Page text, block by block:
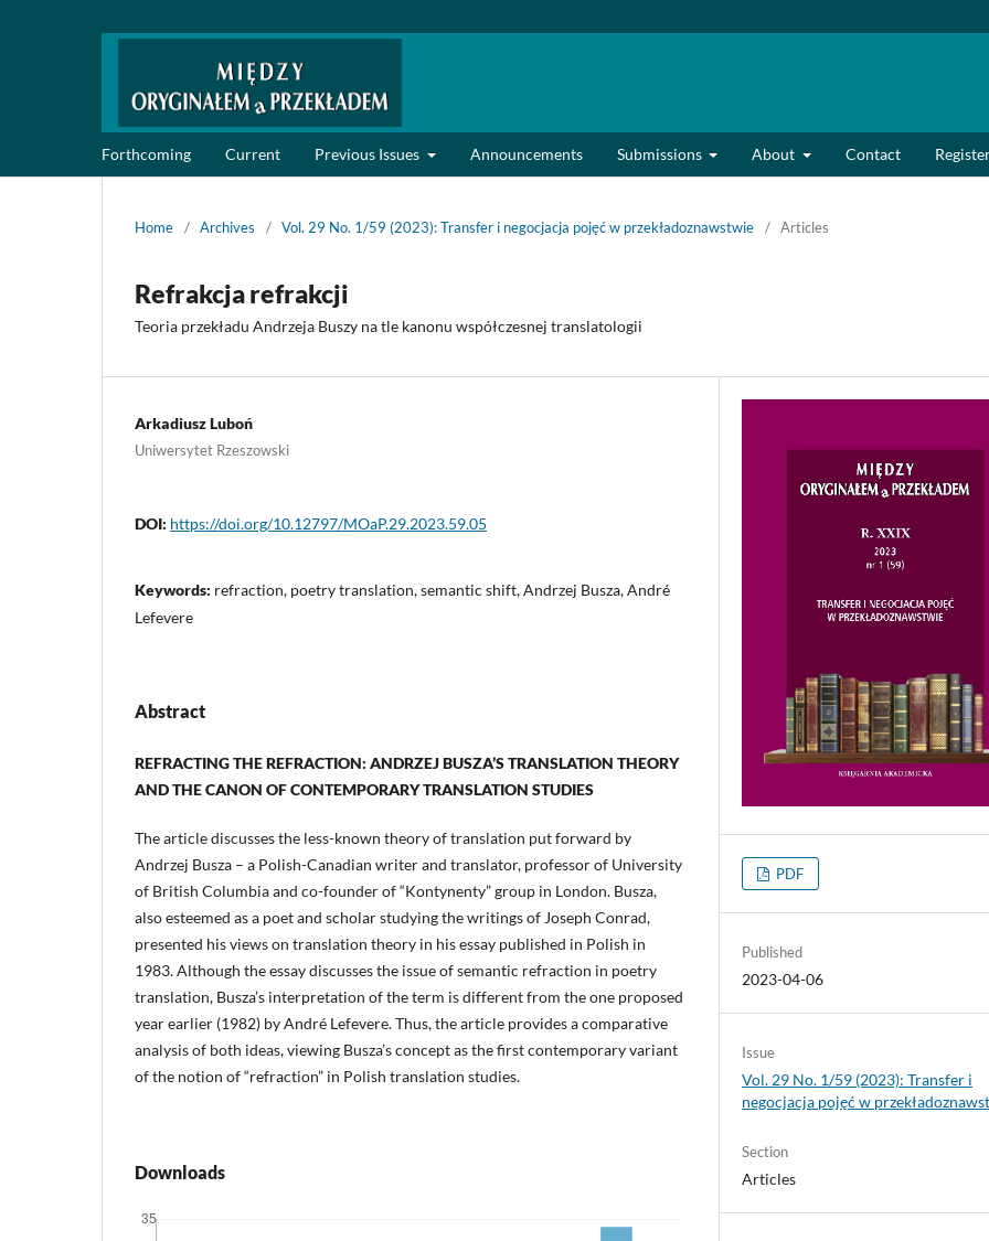
Forthcoming Current Previous Issues Announcements Submissions About Contact
Home / Archives / Vol. 29 No. 1/59 (2023): Transfer i negocjacja pojęć w przekładoznawstwie / Articles
Refrakcja refrakcji
Teoria przekładu Andrzeja Buszy na tle kanonu współczesnej translatologii
Arkadiusz Luboń
Uniwersytet Rzeszowski
DOI: https://doi.org/10.12797/MOaP.29.2023.59.05
Keywords: refraction, poetry translation, semantic shift, Andrzej Busza, André
Lefevere
Abstract
REFRACTING THE REFRACTION: ANDRZEJ BUSZA’S TRANSLATION THEORY
AND THE CANON OF CONTEMPORARY TRANSLATION STUDIES
The article discusses the less-known theory of translation put forward by
Andrzej Busza – a Polish-Canadian writer and translator, professor of University
of British Columbia and co-founder of “Kontynenty” group in London. Busza,
also esteemed as a poet and scholar studying the writings of Joseph Conrad,
presented his views on translation theory in his essay published in Polish in
1983. Although the essay discusses the issue of semantic refraction in poetry
translation, Busza’s interpretation of the term is different from the one proposed
year earlier (1982) by André Lefevere. Thus, the article provides a comparative
analysis of both ideas, viewing Busza’s concept as the first contemporary variant
of the notion of “refraction” in Polish translation studies.
Downloads
PDF
Published
2023-04-06
Issue
Vol. 29 No. 1/59 (2023): Transfer i
negocjacja pojęć w
Section
Articles